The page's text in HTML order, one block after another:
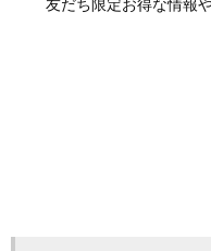
友だち限定お得な情報